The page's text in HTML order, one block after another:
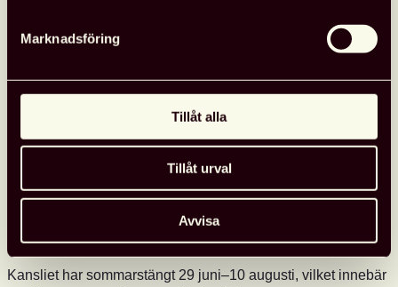
Marknadsföring
Tillåt alla
Tillåt urval
Avvisa
Glad sommar önskar kansliet
Kansliet har sommarstängt 29 juni–10 augusti, vilket innebär